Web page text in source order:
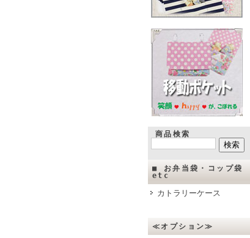
商品検索
■ お弁当袋・コップ袋
etc
カトラリーケース
≪オプション≫